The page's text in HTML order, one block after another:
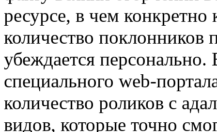
ресурсе, в чем
количество поклонников
убеждается
специального web-
количество роликов с
видов, которые точно